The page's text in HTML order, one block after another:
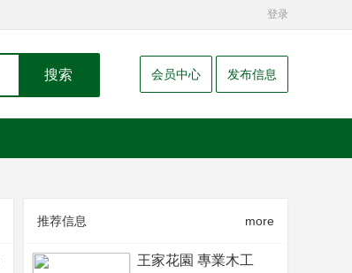
登录
搜索 会员中心 发布信息
推荐信息 more
王家花園 專業木工